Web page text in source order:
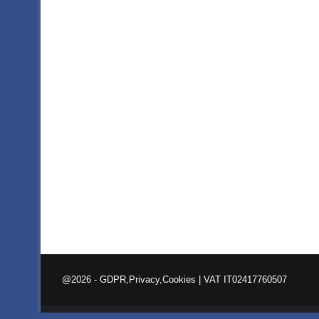
@2026 - GDPR,Privacy,Cookies | VAT IT02417760507